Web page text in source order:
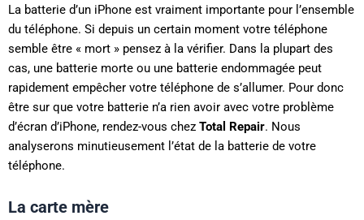
La batterie d’un iPhone est vraiment importante pour l’ensemble
du téléphone. Si depuis un certain moment votre téléphone
semble être « mort » pensez à la vérifier. Dans la plupart des
cas, une batterie morte ou une batterie endommagée peut
rapidement empêcher votre téléphone de s’allumer. Pour donc
être sur que votre batterie n’a rien avoir avec votre problème
d’écran d’iPhone, rendez-vous chez Total Repair. Nous
analyserons minutieusement l’état de la batterie de votre
téléphone.
La carte mère